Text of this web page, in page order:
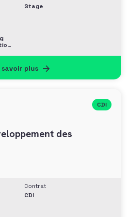
Stage
savoir plus
CDI
des
Contrat
CDI